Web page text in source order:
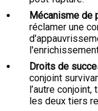
Mécanisme de
réclamer une
Droits de
conjoint
l’autre
les deux tiers